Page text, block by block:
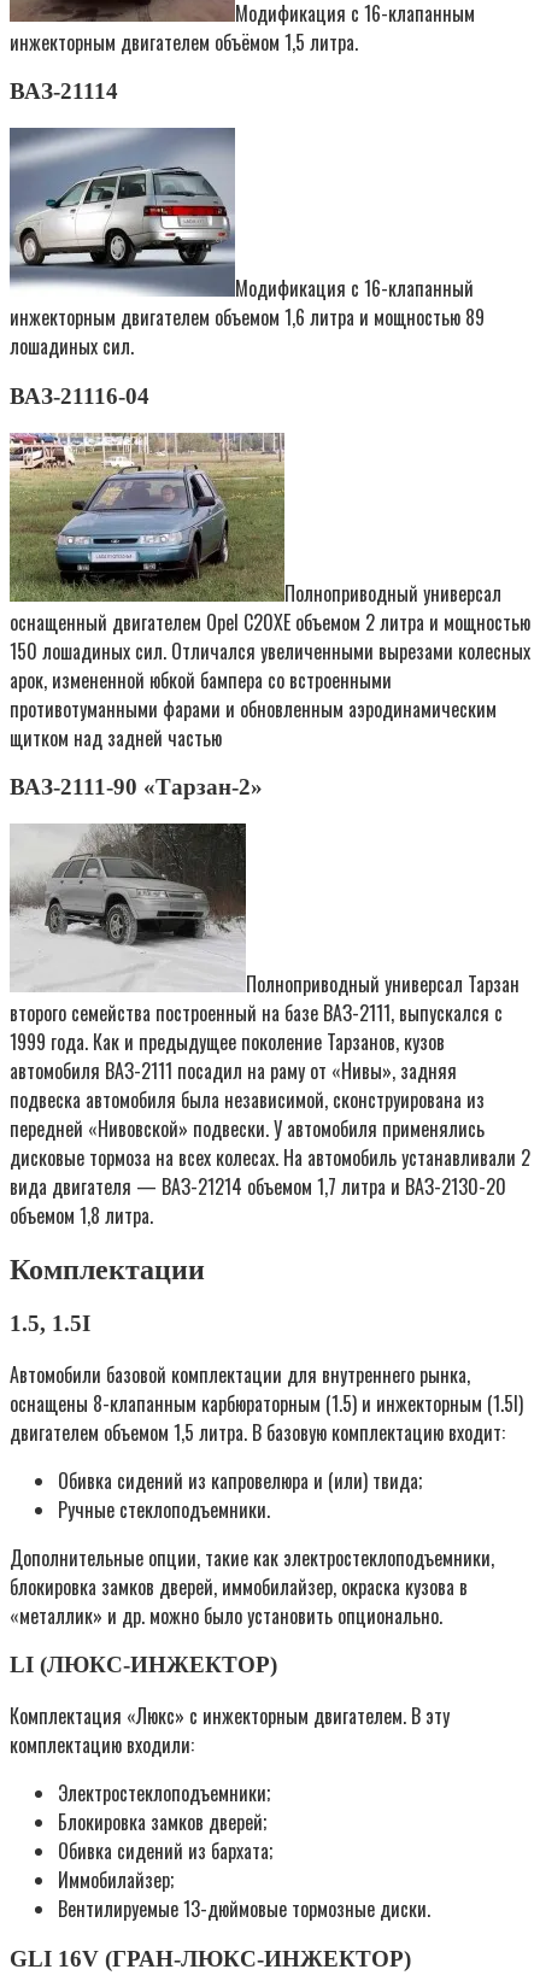
Модификация с 16-клапанным
инжекторным двигателем объёмом 1,5 литра.
ВАЗ-21114
Модификация с 16-клапанный
инжекторным двигателем объемом 1,6 литра и мощностью 89
лошадиных сил.
ВАЗ-21116-04
Полноприводный универсал
оснащенный двигателем Opel C20XE объемом 2 литра и мощностью
150 лошадиных сил. Отличался увеличенными вырезами колесных
арок, измененной юбкой бампера со встроенными
противотуманными фарами и обновленным аэродинамическим
щитком над задней частью
ВАЗ-2111-90 «Тарзан-2»
Полноприводный универсал Тарзан
второго семейства построенный на базе ВАЗ-2111, выпускался с
1999 года. Как и предыдущее поколение Тарзанов, кузов
автомобиля ВАЗ-2111 посадил на раму от «Нивы», задняя
подвеска автомобиля была независимой, сконструирована из
передней «Нивовской» подвески. У автомобиля применялись
дисковые тормоза на всех колесах. На автомобиль устанавливали 2
вида двигателя — ВАЗ-21214 объемом 1,7 литра и ВАЗ-2130-20
объемом 1,8 литра.
Комплектации
1.5, 1.5I
Автомобили базовой комплектации для внутреннего рынка,
оснащены 8-клапанным карбюраторным (1.5) и инжекторным (1.5I)
двигателем объемом 1,5 литра. В базовую комплектацию входит:
Обивка сидений из капровелюра и (или) твида;
Ручные стеклоподъемники.
Дополнительные опции, такие как электростеклоподъемники,
блокировка замков дверей, иммобилайзер, окраска кузова в
«металлик» и др. можно было установить опционально.
LI (ЛЮКС-ИНЖЕКТОР)
Комплектация «Люкс» с инжекторным двигателем. В эту
комплектацию входили:
Электростеклоподъемники;
Блокировка замков дверей;
Обивка сидений из бархата;
Иммобилайзер;
Вентилируемые 13-дюймовые тормозные диски.
GLI 16V (ГРАН-ЛЮКС-ИНЖЕКТОР)